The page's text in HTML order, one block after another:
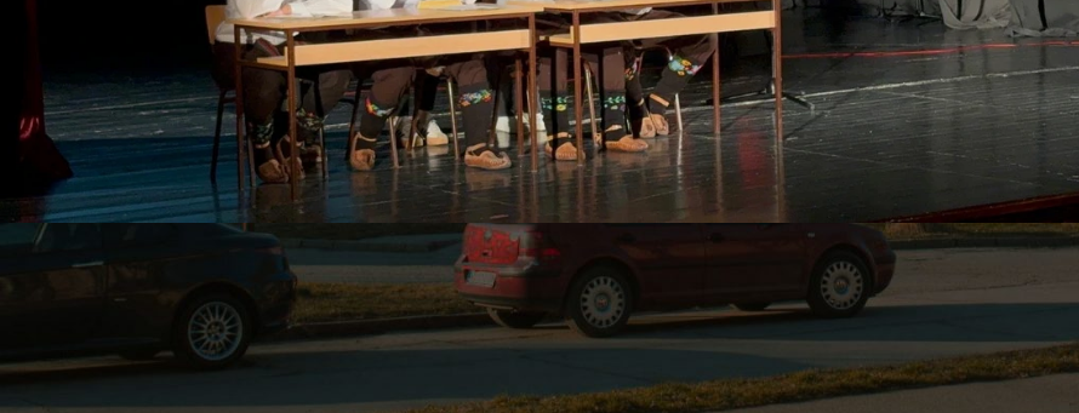
Синоћ је у позоришној сали Центра за културу Ковин одржан културно-историјски програм „Ходочашће на Крф“, вече
испуњено емоцијама и поносом, поводом обележавања 110 година од искрцавања српске војске на Крфу, подсећајући
се на голготу српске војске и њен опоравак на острву.
Програм је организовао Савет за младе Општине Ковин, под покровитељством Општине Ковин, у сарадњи са Центром